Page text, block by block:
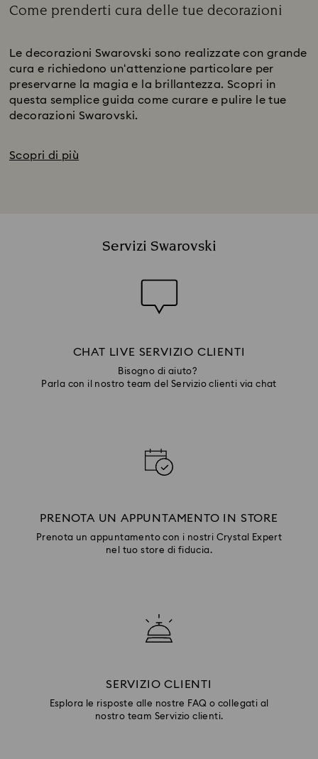
Come prenderti cura delle tue decorazioni
Le decorazioni Swarovski sono realizzate con grande
cura e richiedono un‘attenzione particolare per
preservarne la magia e la brillantezza. Scopri in
questa semplice guida come curare e pulire le tue
decorazioni Swarovski.
Scopri di più
Servizi Swarovski
CHAT LIVE SERVIZIO CLIENTI
Bisogno di aiuto?
Parla con il nostro team del Servizio clienti via chat
PRENOTA UN APPUNTAMENTO IN STORE
Prenota un appuntamento con i nostri Crystal Expert
nel tuo store di fiducia.
SERVIZIO CLIENTI
Esplora le risposte alle nostre FAQ o collegati al
nostro team Servizio clienti.